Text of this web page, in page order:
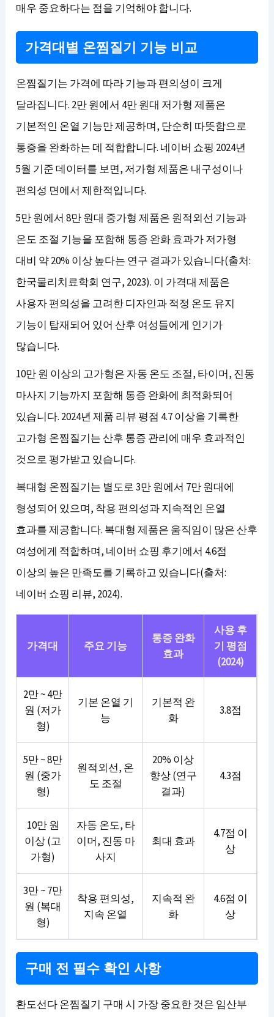
매우 중요하다는 점을 기억해야 합니다.
가격대별 온찜질기 기능 비교
온찜질기는 가격에 따라 기능과 편의성이 크게
달라집니다. 2만 원에서 4만 원대 저가형 제품은
기본적인 온열 기능만 제공하며, 단순히 따뜻함으로
통증을 완화하는 데 적합합니다. 네이버 쇼핑 2024년
5월 기준 데이터를 보면, 저가형 제품은 내구성이나
편의성 면에서 제한적입니다.
5만 원에서 8만 원대 중가형 제품은 원적외선 기능과
온도 조절 기능을 포함해 통증 완화 효과가 저가형
대비 약 20% 이상 높다는 연구 결과가 있습니다(출처:
한국물리치료학회 연구, 2023). 이 가격대 제품은
사용자 편의성을 고려한 디자인과 적정 온도 유지
기능이 탑재되어 있어 산후 여성들에게 인기가
많습니다.
10만 원 이상의 고가형은 자동 온도 조절, 타이머, 진동
마사지 기능까지 포함해 통증 완화에 최적화되어
있습니다. 2024년 제품 리뷰 평점 4.7 이상을 기록한
고가형 온찜질기는 산후 통증 관리에 매우 효과적인
것으로 평가받고 있습니다.
복대형 온찜질기는 별도로 3만 원에서 7만 원대에
형성되어 있으며, 착용 편의성과 지속적인 온열
효과를 제공합니다. 복대형 제품은 움직임이 많은 산후
여성에게 적합하며, 네이버 쇼핑 후기에서 4.6점
이상의 높은 만족도를 기록하고 있습니다(출처:
네이버 쇼핑 리뷰, 2024).
가격대 주요 기능
통증 완화
효과
사용 후
기 평점
(2024)
2만 ~ 4만
원 (저가
형)
기본 온열 기
능
기본적 완
화
3.8점
5만 ~ 8만
원 (중가
형)
원적외선, 온
도 조절
20% 이상
향상 (연구
결과)
4.3점
10만 원
이상 (고
가형)
자동 온도, 타
이머, 진동 마
사지
최대 효과
4.7점 이
상
3만 ~ 7만
원 (복대
형)
착용 편의성,
지속 온열
지속적 완
화
4.6점 이
상
구매 전 필수 확인 사항
환도선다 온찜질기 구매 시 가장 중요한 것은 임산부